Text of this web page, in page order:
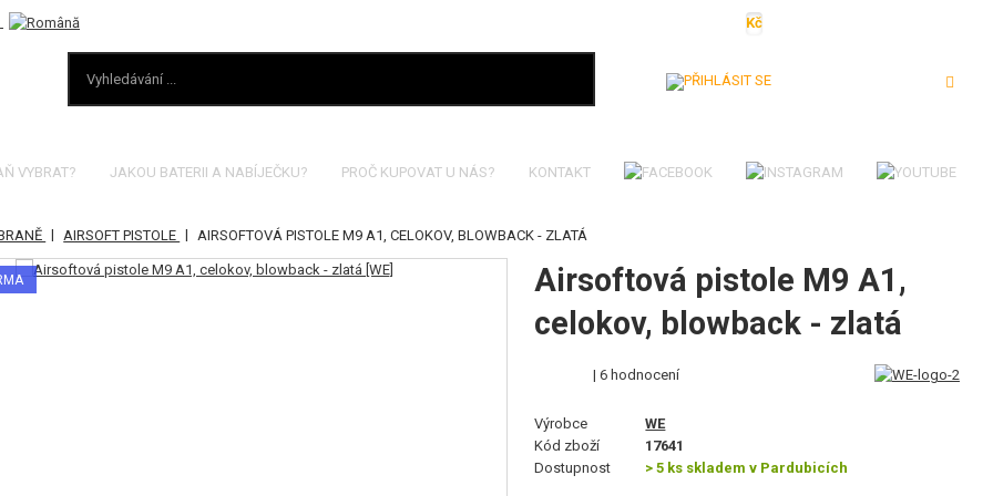
Kč
VYBRAT? JAKOU BATERII A NABÍJEČKU? PROČ KUPOVAT U NÁS? KONTAKT
| AIRSOFT PISTOLE | AIRSOFTOVÁ PISTOLE M9 A1, CELOKOV, BLOWBACK - ZLATÁ
Airsoftová pistole M9 A1,
celokov, blowback - zlatá
| 6 hodnocení
Výrobce
WE
Kód zboží
17641
Dostupnost
> 5 ks skladem v Pardubicích